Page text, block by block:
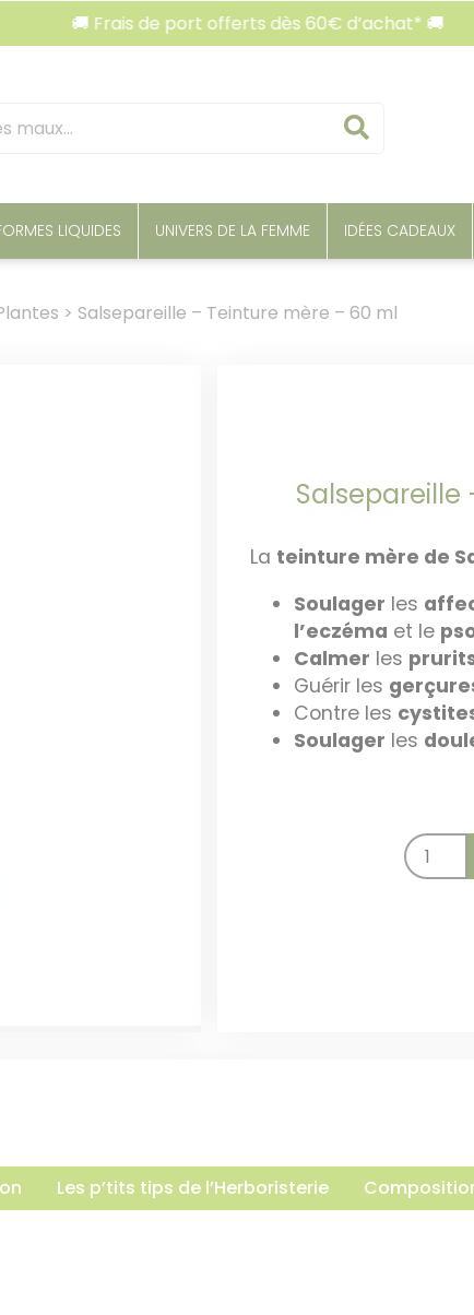
🚚 Frais de port offerts dès 60€ d’achat* 🚚
LIQUIDES UNIVERS DE LA FEMME IDÉES CADEAUX
> Salsepareille – Teinture mère – 60 ml
La teinture mère de
Soulager les
l’eczéma et le
Calmer les
Guérir les
Contre les
Soulager les
Les p’tits tips de l’Herboristerie